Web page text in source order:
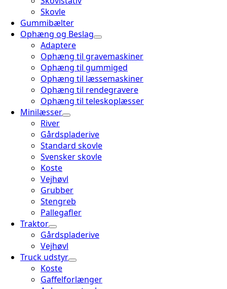
Skovle
Gummibælter
Ophæng og Beslag
Adaptere
Ophæng til gravemaskiner
Ophæng til gummiged
Ophæng til læssemaskiner
Ophæng til rendegravere
Ophæng til teleskoplæsser
Minilæsser
River
Gårdspladerive
Standard skovle
Svensker skovle
Koste
Vejhøvl
Grubber
Stengreb
Pallegafler
Traktor
Gårdspladerive
Vejhøvl
Truck udstyr
Koste
Gaffelforlænger